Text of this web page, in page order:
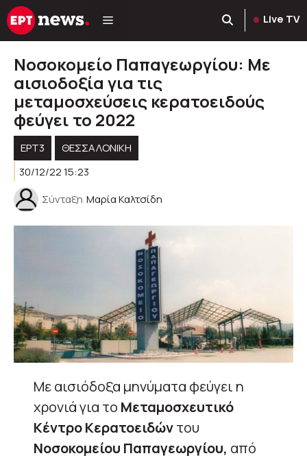
Μετάβαση
σε
Live TV
Νοσοκομείο Παπαγεωργίου: Με
αισιοδοξία για τις
μεταμοσχεύσεις κερατοειδούς
φεύγει το 2022
ΕΡΤ3
ΘΕΣΣΑΛΟΝΙΚΗ
30/12/22 15:23
Σύνταξη Μαρία Καλτσίδη
Με αισιόδοξα μηνύματα φεύγει η
χρονιά για το Μεταμοσχευτικό
Κέντρο Κερατοειδώντου
Νοσοκομείου Παπαγεωργίου, από